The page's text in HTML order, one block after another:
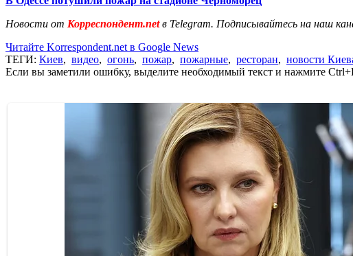
Новости от Корреспондент.netв Telegram. Подписывайтесь на наш
Читайте Korrespondent.net в Google News
ТЕГИ: Киев, видео, огонь, пожар, пожарные, ресторан, новости
Если вы заметили ошибку, выделите необходимый текст и нажмите